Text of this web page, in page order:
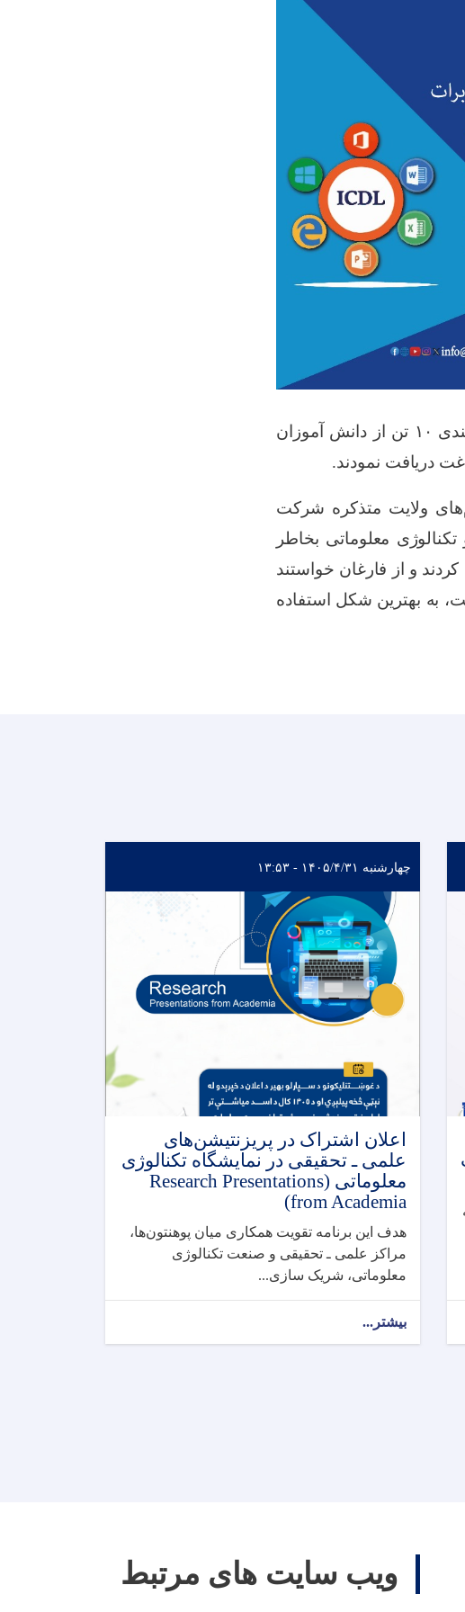
۱۰ تن از دانش آموزان
دریافت نمودند.
ولایت متذکره شرکت
معلوماتی بخاطر
و از فارغان خواستند
به بهترین شکل استفاده
چهارشنبه ۱۴۰۵/۴/۳۱ - ۱۳:۵۳
اعلان اشتراک در پریزنتیشن‌های
علمی ـ تحقیقی در نمایشگاه تکنالوژی
معلوماتی (Research Presentations
from Academia)
هدف این برنامه تقویت همکاری میان پوهنتون‌ها،
مراکز علمی ـ تحقیقی و صنعت تکنالوژی
معلوماتی، شریک ‌سازی...
بیشتر...
ویب سایت های مرتبط